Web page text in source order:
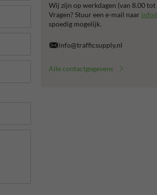
Wij zijn op werkdagen (van 8.00
Vragen? Stuur een e-mail naar
spoedig mogelijk.
info@trafficsupply.nl
Alle contactgegevens